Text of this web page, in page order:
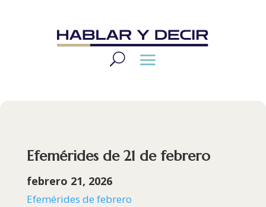
Efemérides de 21 de febrero
febrero 21, 2026
Efemérides de febrero